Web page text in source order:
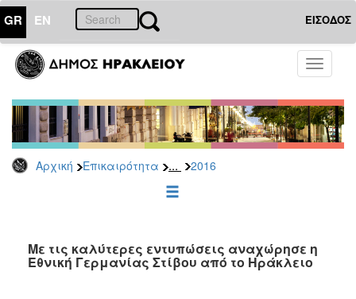
GR EN ΕΙΣΟΔΟΣ
Toggle
Αρχική Επικαιρότητα ... 2016
ΕΠΙΚΑΙΡΟΤΗΤΑ
Τύπου
Αρχείο
2026
2025
2022
2021
Με τις καλύτερες εντυπώσεις αναχώρησε η
Εθνική Γερμανίας Στίβου από το Ηράκλειο